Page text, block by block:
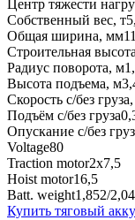
Центр тяжести
Собственный вес, т
Общая ширина, мм
Строительная
Радиус поворота, м
Высота подъема, м
Скорость с/без
Подъём с/без груза
Опускание с/без
Voltage80
Traction motor2x7,5
Hoist motor16,5
Batt. weight1,852/
Купить тяговый